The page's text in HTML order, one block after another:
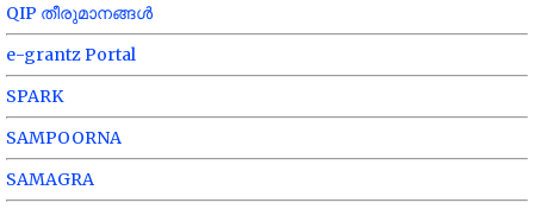
QIP തീരുമാനങ്ങൾ
e-grantz Portal
SPARK
SAMPOORNA
SAMAGRA